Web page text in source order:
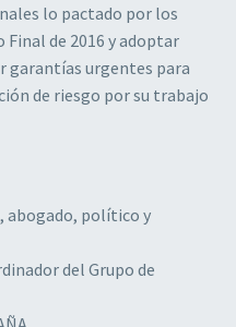
lo pactado por los
de 2016 y adoptar
garantías urgentes para
de riesgo por su trabajo
abogado, político y
del Grupo de